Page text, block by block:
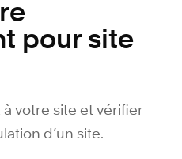
pour site
à votre site et vérifier
d’un site.